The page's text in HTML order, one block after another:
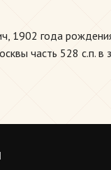
1902 года
часть 528 с.п. в